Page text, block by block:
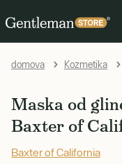
domova Kozmetika
Maska od
Baxter of
Baxter of California